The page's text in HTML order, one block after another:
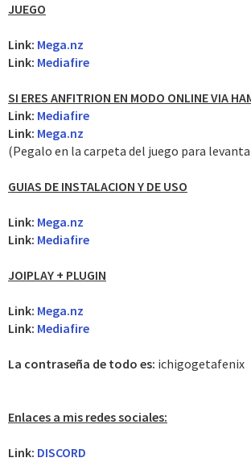
JUEGO
Link: Mega.nz
Link: Mediafire
SI ERES ANFITRION EN MODO ONLINE VIA
Link: Mediafire
Link: Mega.nz
(Pegalo en la carpeta del juego para
GUIAS DE INSTALACION Y DE USO
Link: Mega.nz
Link: Mediafire
JOIPLAY + PLUGIN
Link: Mega.nz
Link: Mediafire
La contraseña de todo es: ichigogetafenix
Enlaces a mis redes sociales:
Link: DISCORD